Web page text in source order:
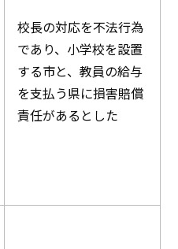
校長の対応を不法行為
であり、小学校を設置
する市と、教員の給与
を支払う県に損害賠償
責任があるとした